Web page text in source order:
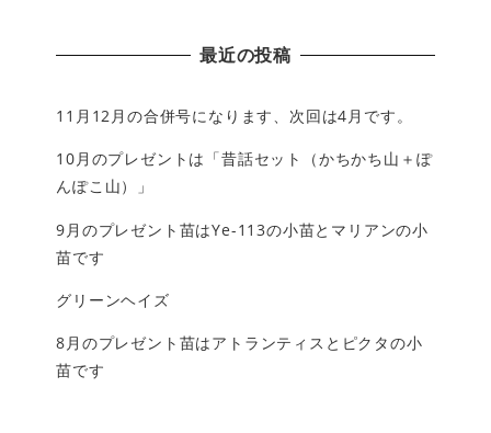
最近の投稿
11月12月の合併号になります、次回は4月です。
10月のプレゼントは「昔話セット（かちかち山＋ぽ
んぽこ山）」
9月のプレゼント苗はYe-113の小苗とマリアンの小
苗です
グリーンヘイズ
8月のプレゼント苗はアトランティスとピクタの小
苗です